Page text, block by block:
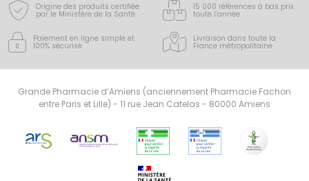
Origine des produits certifiée
par le Ministère de la Santé
15 000 références à bas prix
toute l’année
Paiement en ligne simple et
100% sécurisé
Livraison dans toute la
France métropolitaine
Grande Pharmacie d’Amiens (anciennement Pharmacie Fachon
entre Paris et Lille) - 11 rue Jean Catelas - 80000 Amiens